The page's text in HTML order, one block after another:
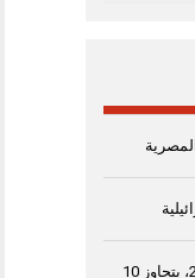
إنتاج القمح في مصر خلال موسم 2026، يتجاوز 10